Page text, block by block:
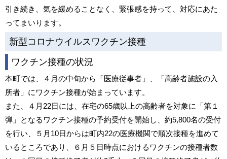
引き続き、気を緩めることなく、緊張感を持って、対応にあた
ってまいります。
新型コロナウイルスワクチン接種
ワクチン接種の状況
本町では、４月の中旬から「医療従事者」、「高齢者施設の入
所者」にワクチン接種が始まっています。
また、４月22日には、在宅の65歳以上の高齢者を対象に「第１
弾」となるワクチン接種の予約受付を開始し、約5,800名の受付
を行い、５月10日からは町内22の医療機関で順次接種を進めて
いるところであり、６月５日時点におけるワクチンの接種者数